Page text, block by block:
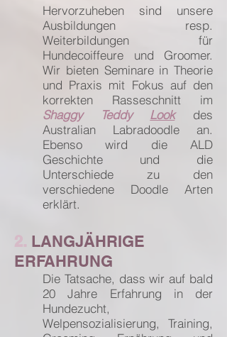
Hervorzuheben sind unsere
Ausbildungen resp.
Weiterbildungen für
Hundecoiffeure und Groomer.
Wir bieten Seminare in Theorie
und Praxis mit Fokus auf den
korrekten Rasseschnitt im
Shaggy Teddy Lookdes
Australian Labradoodle an.
Ebenso wird die ALD
Geschichte und die
Unterschiede zu den
verschiedene Doodle Arten
erklärt.
2. LANGJÄHRIGE
ERFAHRUNG
Die Tatsache, dass wir auf bald
20 Jahre Erfahrung in der
Hundezucht,
Welpensozialisierung, Training,